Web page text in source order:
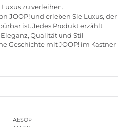
zu verleihen.
JOOP! und erleben Sie Luxus, der
ist. Jedes Produkt erzählt
Qualität und Stil –
Geschichte mit JOOP! im Kastner
AESOP